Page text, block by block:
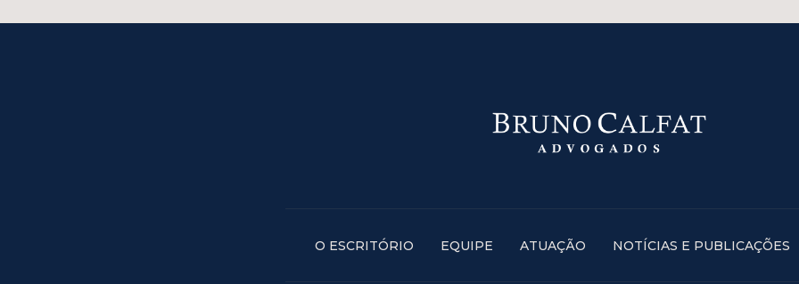
O ESCRITÓRIO EQUIPE ATUAÇÃO NOTÍCIAS E PUBLICAÇÕES